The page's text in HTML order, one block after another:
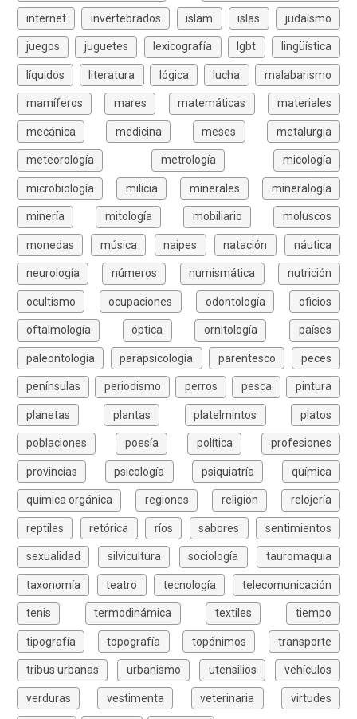
internet invertebrados islam islas judaísmo
juegos juguetes lexicografía lgbt lingüística
líquidos literatura lógica lucha malabarismo
mamíferos mares matemáticas materiales
mecánica medicina meses metalurgia
meteorología metrología micología
microbiología milicia minerales mineralogía
minería mitología mobiliario moluscos
monedas música naipes natación náutica
neurología números numismática nutrición
ocultismo ocupaciones odontología oficios
oftalmología óptica ornitología países
paleontología parapsicología parentesco peces
penínsulas periodismo perros pesca pintura
planetas plantas platelmintos platos
poblaciones poesía política profesiones
provincias psicología psiquiatría química
química orgánica regiones religión relojería
reptiles retórica ríos sabores sentimientos
sexualidad silvicultura sociología tauromaquia
taxonomía teatro tecnología telecomunicación
tenis termodinámica textiles tiempo
tipografía topografía topónimos transporte
tribus urbanas urbanismo utensilios vehículos
verduras vestimenta veterinaria virtudes